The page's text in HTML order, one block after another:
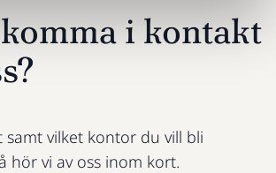
i kontakt
samt vilket kontor du vill bli
hör vi av oss inom kort.